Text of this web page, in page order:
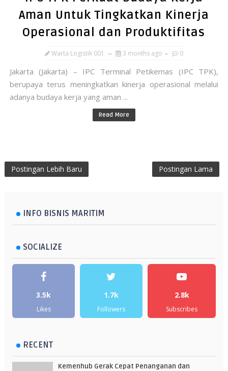
Aman Untuk Tingkatkan Kinerja
Operasional dan Produktifitas
Warta Logistik 001 3 months ago 0
Jakarta (Jakarta) – IPC Terminal Petikemas (IPC TPK),
berupaya terus meningkatkan kinerja operasional melalui
adanya budaya kerja yang aman ...
Read More
Postingan Lebih Baru Postingan Lama
INFO BISNIS MARITIM
SOCIALIZE
3.5k
Likes
1.7k
Followers
2.8k
Subscribes
RECENT
Kemenhub Gerak Cepat Penanganan dan